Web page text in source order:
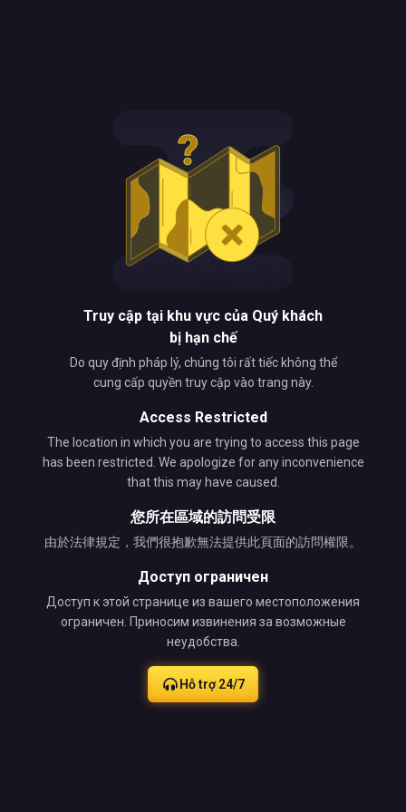
Truy cập tại khu vực của Quý khách
bị hạn chế
Do quy định pháp lý, chúng tôi rất tiếc không thể
cung cấp quyền truy cập vào trang này.
Access Restricted
The location in which you are trying to access this page
has been restricted. We apologize for any inconvenience
that this may have caused.
您所在區域的訪問受限
由於法律規定，我們很抱歉無法提供此頁面的訪問權限。
Доступ ограничен
Доступ к этой странице из вашего местоположения
ограничен. Приносим извинения за возможные
неудобства.
Hỗ trợ 24/7